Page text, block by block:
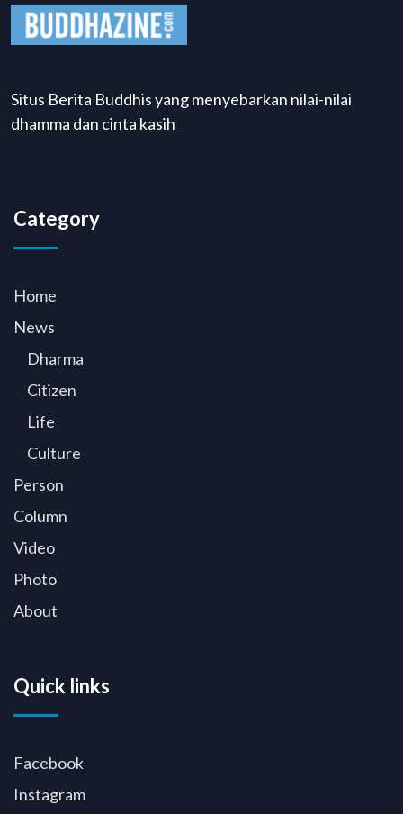
Situs Berita Buddhis yang menyebarkan nilai-nilai
dhamma dan cinta kasih
Category
Home
News
Dharma
Citizen
Life
Culture
Person
Column
Video
Photo
About
Quick links
Facebook
Instagram